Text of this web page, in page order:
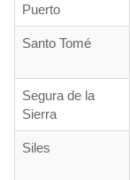
Puerto
Santo Tomé
Segura de la
Sierra
Siles